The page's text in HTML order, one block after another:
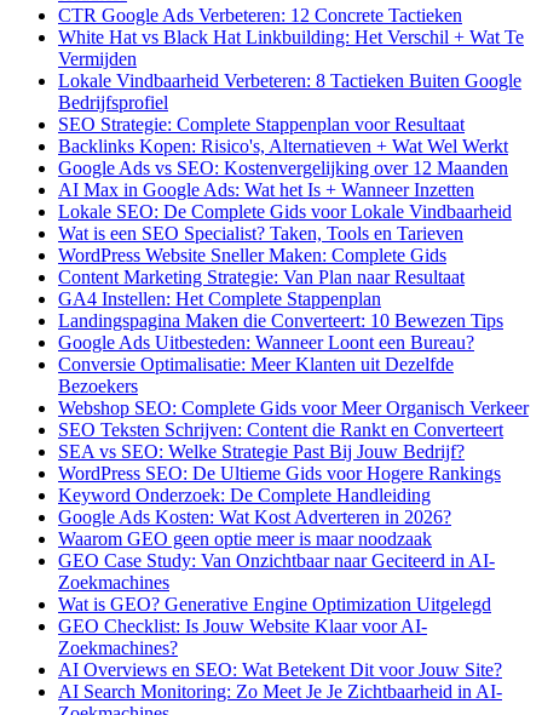
CTR Google Ads Verbeteren: 12 Concrete Tactieken
White Hat vs Black Hat Linkbuilding: Het Verschil + Wat Te
Vermijden
Lokale Vindbaarheid Verbeteren: 8 Tactieken Buiten Google
Bedrijfsprofiel
SEO Strategie: Complete Stappenplan voor Resultaat
Backlinks Kopen: Risico's, Alternatieven + Wat Wel Werkt
Google Ads vs SEO: Kostenvergelijking over 12 Maanden
AI Max in Google Ads: Wat het Is + Wanneer Inzetten
Lokale SEO: De Complete Gids voor Lokale Vindbaarheid
Wat is een SEO Specialist? Taken, Tools en Tarieven
WordPress Website Sneller Maken: Complete Gids
Content Marketing Strategie: Van Plan naar Resultaat
GA4 Instellen: Het Complete Stappenplan
Landingspagina Maken die Converteert: 10 Bewezen Tips
Google Ads Uitbesteden: Wanneer Loont een Bureau?
Conversie Optimalisatie: Meer Klanten uit Dezelfde
Bezoekers
Webshop SEO: Complete Gids voor Meer Organisch Verkeer
SEO Teksten Schrijven: Content die Rankt en Converteert
SEA vs SEO: Welke Strategie Past Bij Jouw Bedrijf?
WordPress SEO: De Ultieme Gids voor Hogere Rankings
Keyword Onderzoek: De Complete Handleiding
Google Ads Kosten: Wat Kost Adverteren in 2026?
Waarom GEO geen optie meer is maar noodzaak
GEO Case Study: Van Onzichtbaar naar Geciteerd in AI-
Zoekmachines
Wat is GEO? Generative Engine Optimization Uitgelegd
GEO Checklist: Is Jouw Website Klaar voor AI-
Zoekmachines?
AI Overviews en SEO: Wat Betekent Dit voor Jouw Site?
AI Search Monitoring: Zo Meet Je Je Zichtbaarheid in AI-